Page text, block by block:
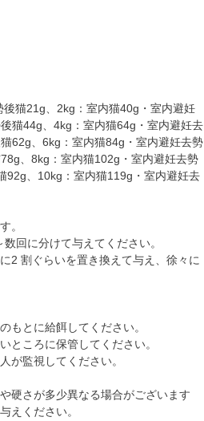
後猫21g、2kg：室内猫40g・室内避妊
猫44g、4kg：室内猫64g・室内避妊去
62g、6kg：室内猫84g・室内避妊去勢
、8kg：室内猫102g・室内避妊去勢
92g、10kg：室内猫119g・室内避妊去
。
回に分けて与えてください。
2 割ぐらいを置き換えて与え、徐々に
もとに給餌してください。
ところに保管してください。
が監視してください。
硬さが多少異なる場合がございます
えください。